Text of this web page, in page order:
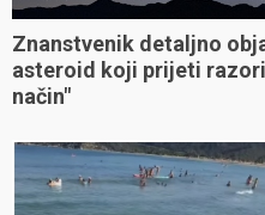
Znanstvenik detaljno
asteroid koji prijeti
način"